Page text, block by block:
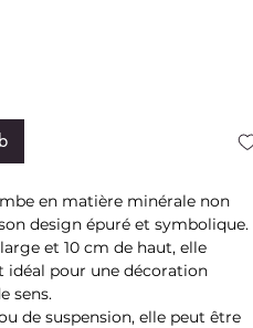
en matière minérale non
design épuré et symbolique.
et 10 cm de haut, elle
idéal pour une décoration
sens.
de suspension, elle peut être